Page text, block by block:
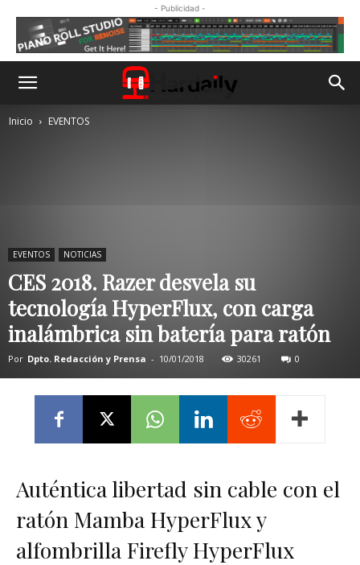
- Publicidad -
Inicio EVENTOS
EVENTOS NOTICIAS
CES 2018. Razer desvela su
tecnología HyperFlux, con carga
inalámbrica sin batería para ratón
Por Dpto. Redacción y Prensa - 10/01/2018 30261 0
Auténtica libertad sin cable con el
ratón Mamba HyperFlux y
alfombrilla Firefly HyperFlux